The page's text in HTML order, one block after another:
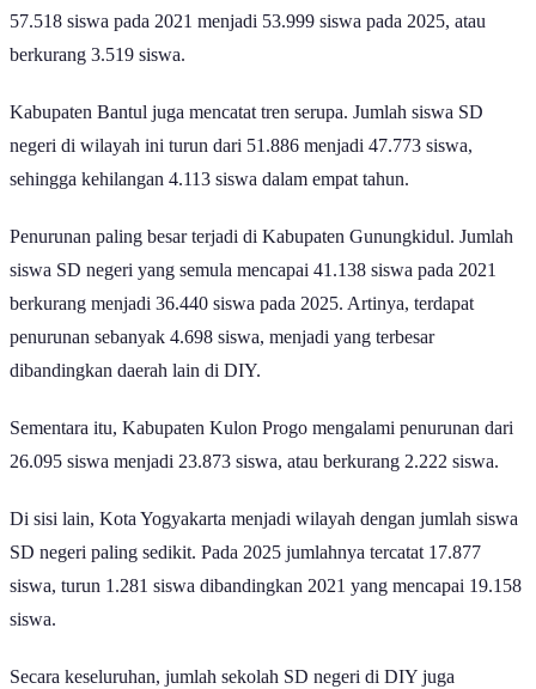
57.518 siswa pada 2021 menjadi 53.999 siswa pada 2025, atau
berkurang 3.519 siswa.
Kabupaten Bantul juga mencatat tren serupa. Jumlah siswa SD
negeri di wilayah ini turun dari 51.886 menjadi 47.773 siswa,
sehingga kehilangan 4.113 siswa dalam empat tahun.
Penurunan paling besar terjadi di Kabupaten Gunungkidul. Jumlah
siswa SD negeri yang semula mencapai 41.138 siswa pada 2021
berkurang menjadi 36.440 siswa pada 2025. Artinya, terdapat
penurunan sebanyak 4.698 siswa, menjadi yang terbesar
dibandingkan daerah lain di DIY.
Sementara itu, Kabupaten Kulon Progo mengalami penurunan dari
26.095 siswa menjadi 23.873 siswa, atau berkurang 2.222 siswa.
Di sisi lain, Kota Yogyakarta menjadi wilayah dengan jumlah siswa
SD negeri paling sedikit. Pada 2025 jumlahnya tercatat 17.877
siswa, turun 1.281 siswa dibandingkan 2021 yang mencapai 19.158
siswa.
Secara keseluruhan, jumlah sekolah SD negeri di DIY juga